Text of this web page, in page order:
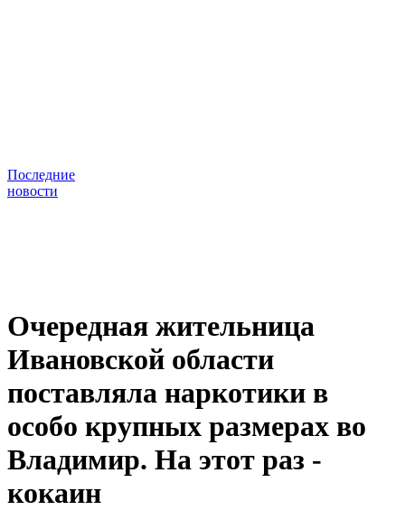
Последние
новости
Очередная жительница
Ивановской области
поставляла наркотики в
особо крупных размерах во
Владимир. На этот раз -
кокаин